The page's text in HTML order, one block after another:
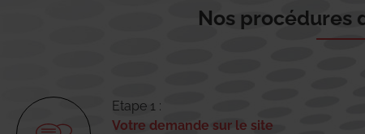
Nos procédures
Etape 1 :
Votre demande sur le site